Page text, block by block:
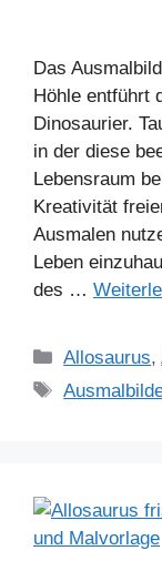
Das
Höhle entführt
Dinosaurier.
in der diese
Lebensraum
Kreativität
Ausmalen
Leben
des …
Kategorien
Allosaurus,